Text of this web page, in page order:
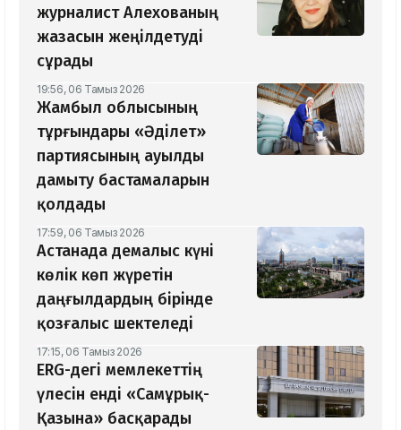
журналист Алехованың
жазасын жеңілдетуді
сұрады
19:56, 06 Тамыз 2026
Жамбыл облысының
тұрғындары «Әділет»
партиясының ауылды
дамыту бастамаларын
қолдады
17:59, 06 Тамыз 2026
Астанада демалыс күні
көлік көп жүретін
даңғылдардың бірінде
қозғалыс шектеледі
17:15, 06 Тамыз 2026
ERG-дегі мемлекеттің
үлесін енді «Самұрық-
Қазына» басқарады